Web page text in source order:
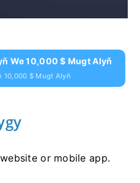
We 10,000 $ Mugt Alyň
10,000 $ Mugt Alyň
website or mobile app.